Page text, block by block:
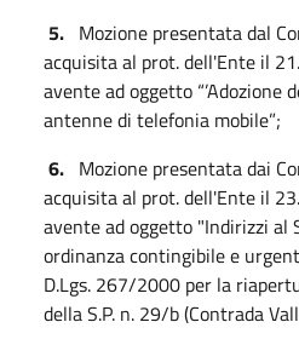
5. Mozione presentata dal
acquisita al prot. dell'Ente il
avente ad oggetto “’Adozione
antenne di telefonia mobile”;
6. Mozione presentata dai
acquisita al prot. dell'Ente il
avente ad oggetto "Indirizzi al
ordinanza contingibile e
D.Lgs. 267/2000 per la
della S.P. n. 29/b (Contrada